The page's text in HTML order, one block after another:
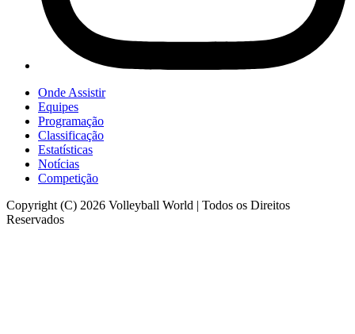
Onde Assistir
Equipes
Programação
Classificação
Estatísticas
Notícias
Competição
Copyright (C) 2026 Volleyball World | Todos os Direitos
Reservados